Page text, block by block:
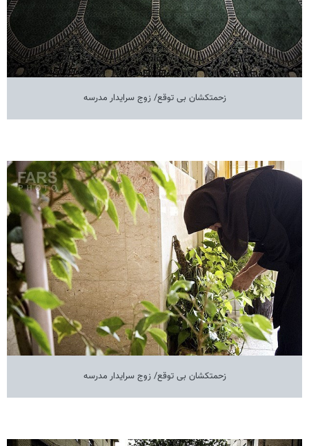
زحمتکشان بی توقع/ زوج سرایدار مدرسه
زحمتکشان بی توقع/ زوج سرایدار مدرسه